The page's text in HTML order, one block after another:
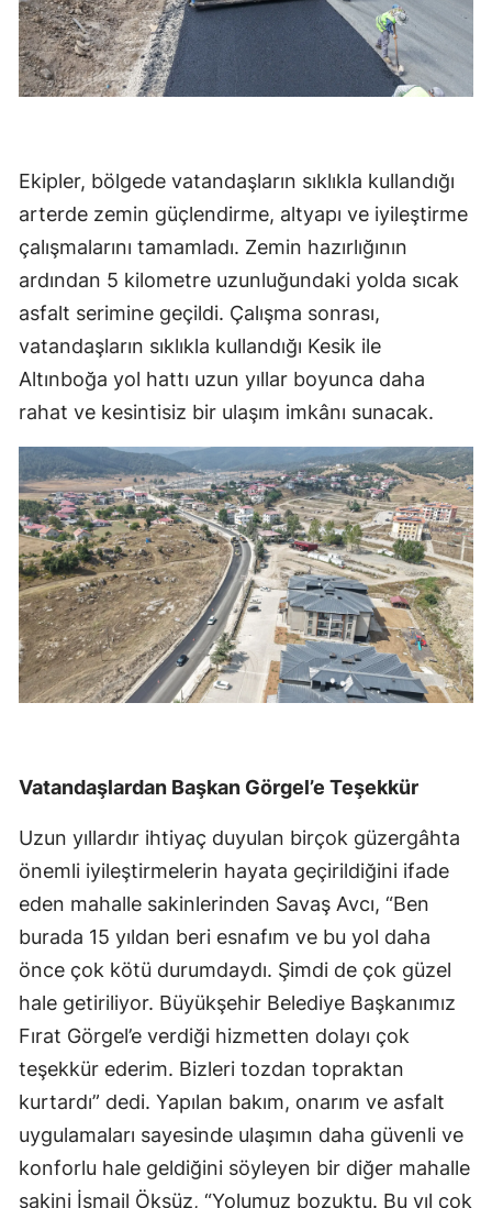
Ekipler, bölgede vatandaşların sıklıkla kullandığı
arterde zemin güçlendirme, altyapı ve iyileştirme
çalışmalarını tamamladı. Zemin hazırlığının
ardından 5 kilometre uzunluğundaki yolda sıcak
asfalt serimine geçildi. Çalışma sonrası,
vatandaşların sıklıkla kullandığı Kesik ile
Altınboğa yol hattı uzun yıllar boyunca daha
rahat ve kesintisiz bir ulaşım imkânı sunacak.
Vatandaşlardan Başkan Görgel’e Teşekkür
Uzun yıllardır ihtiyaç duyulan birçok güzergâhta
önemli iyileştirmelerin hayata geçirildiğini ifade
eden mahalle sakinlerinden Savaş Avcı, “Ben
burada 15 yıldan beri esnafım ve bu yol daha
önce çok kötü durumdaydı. Şimdi de çok güzel
hale getiriliyor. Büyükşehir Belediye Başkanımız
Fırat Görgel’e verdiği hizmetten dolayı çok
teşekkür ederim. Bizleri tozdan topraktan
kurtardı” dedi. Yapılan bakım, onarım ve asfalt
uygulamaları sayesinde ulaşımın daha güvenli ve
konforlu hale geldiğini söyleyen bir diğer mahalle
sakini İsmail Öksüz, “Yolumuz bozuktu. Bu yıl çok